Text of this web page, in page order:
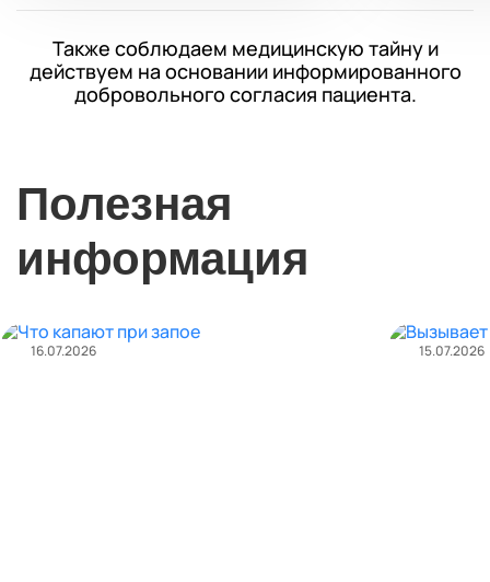
Также соблюдаем медицинскую тайну и
действуем на основании информированного
добровольного согласия пациента.
Полезная
информация
16.07.2026 15.07.2026